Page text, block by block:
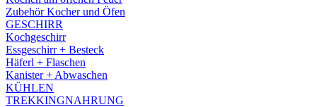
Zubehör Kocher und Öfen
GESCHIRR
Kochgeschirr
Essgeschirr + Besteck
Häferl + Flaschen
Kanister + Abwaschen
KÜHLEN
TREKKINGNAHRUNG